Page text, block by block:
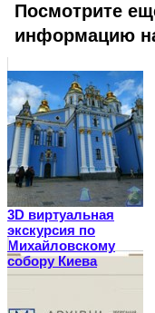
Посмотрите
информацию
3D виртуальная
экскурсия по
Михайловскому
собору Киева